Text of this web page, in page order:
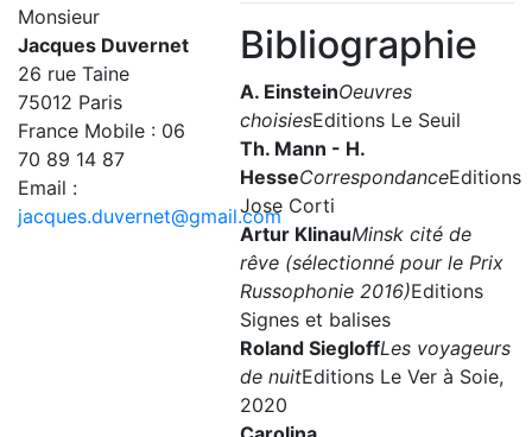
Monsieur
Jacques Duvernet
26 rue Taine
75012 Paris
France Mobile : 06
70 89 14 87
Email :
jacques.duvernet@gmail.com
Bibliographie
A. EinsteinOeuvres
choisiesEditions Le Seuil
Th. Mann - H.
HesseCorrespondanceEditions
Jose Corti
Artur KlinauMinsk cité de
rêve (sélectionné pour le Prix
Russophonie 2016)Editions
Signes et balises
Roland SiegloffLes voyageurs
de nuitEditions Le Ver à Soie,
2020